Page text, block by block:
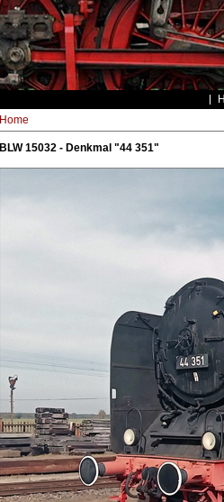
Home
BLW 15032 - Denkmal "44 351"